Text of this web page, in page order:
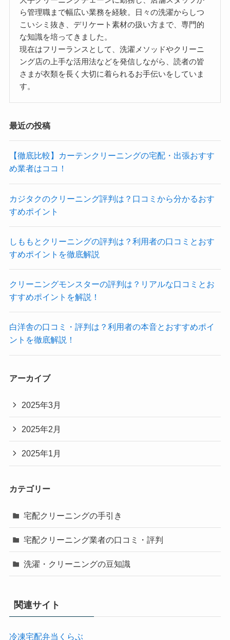
ら管理職まで幅広い業務を経験。日々の洗濯からしつ
こいシミ抜き、デリケート素材の扱い方まで、専門的
な知識を培ってきました。
現在はフリーランスとして、洗濯メソッドやクリーニ
ング店の上手な活用法などを発信しながら、読者の皆
さまが衣類を長く大切に着られるお手伝いをしていま
す。
最近の投稿
【徹底比較】カーテンクリーニングの宅配・出張おすす
め業者はココ！
カジタクのクリーニング評判は？口コミから分かるおす
すめポイント
しももとクリーニングの評判は？利用者の口コミとおす
すめポイントを徹底解説
クリーニングモンスターの評判は？リアルな口コミとお
すすめポイントを解説！
白洋舎の口コミ・評判は？利用者の本音とおすすめポイ
ントを徹底解説！
アーカイブ
2025年3月
2025年2月
2025年1月
カテゴリー
宅配クリーニングの手引き
宅配クリーニング業者の口コミ・評判
洗濯・クリーニングの豆知識
関連サイト
冷凍宅配弁当くらぶ